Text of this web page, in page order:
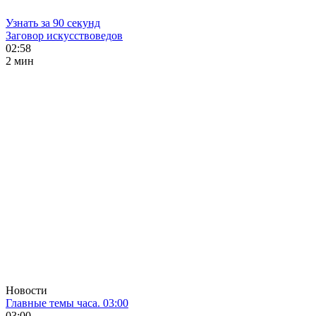
Узнать за 90 секунд
Заговор искусствоведов
02:58
2 мин
Новости
Главные темы часа. 03:00